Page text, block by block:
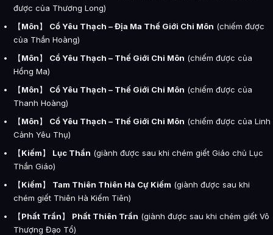
được của Thương Long)
【Môn】 Cổ Yêu Thạch – Địa Ma Thế Giới Chi Môn (chiếm được
của Thần Hoàng)
【Môn】 Cổ Yêu Thạch – Thế Giới Chi Môn (chiếm được của
Hồng Ma)
【Môn】 Cổ Yêu Thạch – Thế Giới Chi Môn (chiếm được của
Thanh Hoàng)
【Môn】 Cổ Yêu Thạch – Thế Giới Chi Môn (chiếm được của Linh
Cảnh Yêu Thụ)
【Kiếm】 Lục Thần (giành được sau khi chém giết Giáo chủ Lục
Thần Giáo)
【Kiếm】 Tam Thiên Thiên Hà Cự Kiếm (giành được sau khi
chém giết Thiên Hà Kiếm Tiên)
【Phất Trần】 Phất Thiên Trần (giành được sau khi chém giết Vô
Thượng Đạo Tổ)